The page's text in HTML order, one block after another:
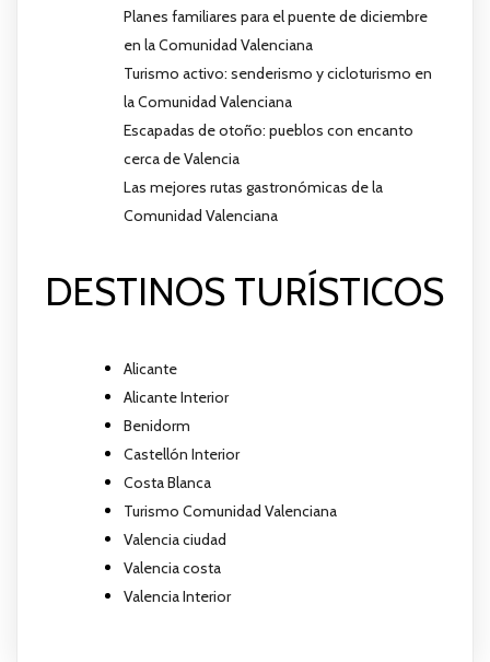
Planes familiares para el puente de diciembre
en la Comunidad Valenciana
Turismo activo: senderismo y cicloturismo en
la Comunidad Valenciana
Escapadas de otoño: pueblos con encanto
cerca de Valencia
Las mejores rutas gastronómicas de la
Comunidad Valenciana
DESTINOS TURÍSTICOS
Alicante
Alicante Interior
Benidorm
Castellón Interior
Costa Blanca
Turismo Comunidad Valenciana
Valencia ciudad
Valencia costa
Valencia Interior